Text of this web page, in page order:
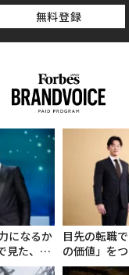
無料登録
になるか
見た、く
目先の転職
の価値」を
ンの長期伴